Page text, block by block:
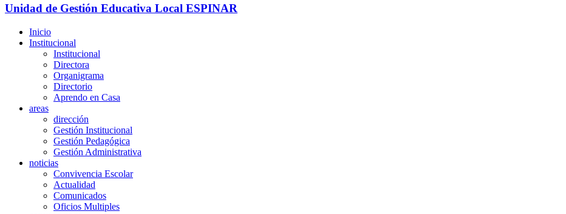
Unidad de Gestión Educativa Local ESPINAR
Inicio
Institucional
Institucional
Directora
Organigrama
Directorio
Aprendo en Casa
areas
dirección
Gestión Institucional
Gestión Pedagógica
Gestión Administrativa
noticias
Convivencia Escolar
Actualidad
Comunicados
Oficios Multiples